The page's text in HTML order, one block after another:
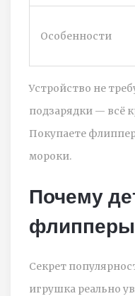
Особенности
Устройство не
подзарядки — всё
Покупаете
мороки.
Почему
флипперы
Секрет
игрушка реально